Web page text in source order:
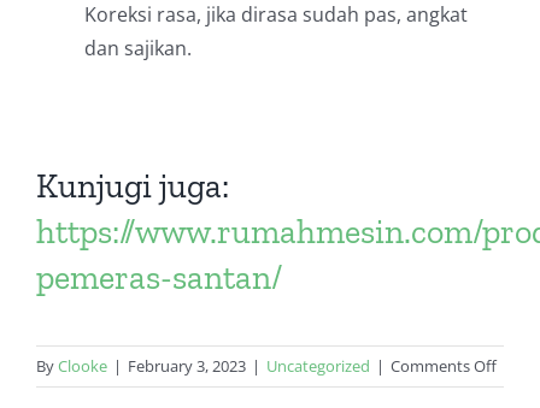
Koreksi rasa, jika dirasa sudah pas, angkat
dan sajikan.
Kunjugi juga:
https://www.rumahmesin.com/
pemeras-santan/
ByClooke | February 3, 2023 | Uncategorized | Comments Offon
resep